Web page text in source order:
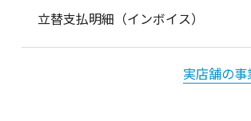
立替支払明細（インボイス）
実店舗の